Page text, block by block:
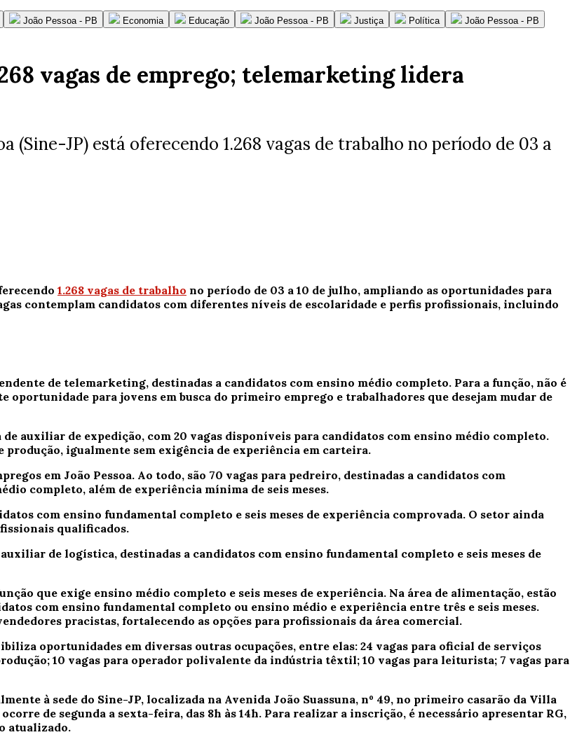
João Pessoa - PB Economia Educação João Pessoa - PB Justiça Política
João Pessoa - PB
vagas de emprego; telemarketing lidera
(Sine-JP) está oferecendo 1.268 vagas de trabalho no período de 03 a
1.268 vagas de trabalho no período de 03 a 10 de julho, ampliando as oportunidades para
contemplam candidatos com diferentes níveis de escolaridade e perfis profissionais, incluindo
de telemarketing, destinadas a candidatos com ensino médio completo. Para a função, não é
para jovens em busca do primeiro emprego e trabalhadores que desejam mudar de
auxiliar de expedição, com 20 vagas disponíveis para candidatos com ensino médio completo.
produção, igualmente sem exigência de experiência em carteira.
em João Pessoa. Ao todo, são 70 vagas para pedreiro, destinadas a candidatos com
completo, além de experiência mínima de seis meses.
com ensino fundamental completo e seis meses de experiência comprovada. O setor ainda
qualificados.
de logística, destinadas a candidatos com ensino fundamental completo e seis meses de
que exige ensino médio completo e seis meses de experiência. Na área de alimentação, estão
com ensino fundamental completo ou ensino médio e experiência entre três e seis meses.
pracistas, fortalecendo as opções para profissionais da área comercial.
oportunidades em diversas outras ocupações, entre elas: 24 vagas para oficial de serviços
10 vagas para operador polivalente da indústria têxtil; 10 vagas para leiturista; 7 vagas para
à sede do Sine-JP, localizada na Avenida João Suassuna, nº 49, no primeiro casarão da Villa
de segunda a sexta-feira, das 8h às 14h. Para realizar a inscrição, é necessário apresentar RG,
atualizado.